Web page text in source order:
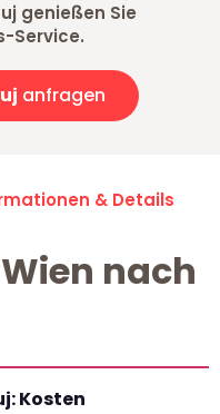
genießen Sie
Service.
anfragen
& Details
nach
Kosten